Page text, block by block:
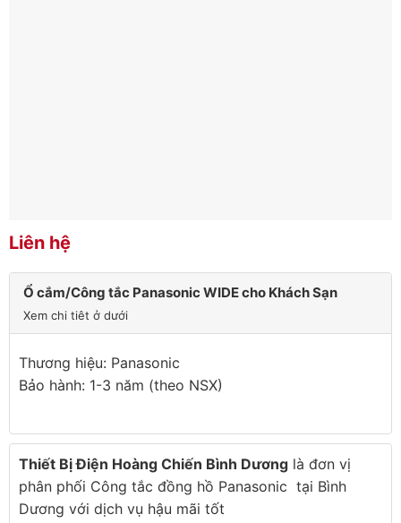
Liên hệ
Ổ cắm/Công tắc Panasonic WIDE cho Khách Sạn
Xem chi tiêt ở dưới
Thương hiệu: Panasonic
Bảo hành: 1-3 năm (theo NSX)
Thiết Bị Điện Hoàng Chiến Bình Dương là đơn vị
phân phối Công tắc đồng hồ Panasonic tại Bình
Dương với dịch vụ hậu mãi tốt